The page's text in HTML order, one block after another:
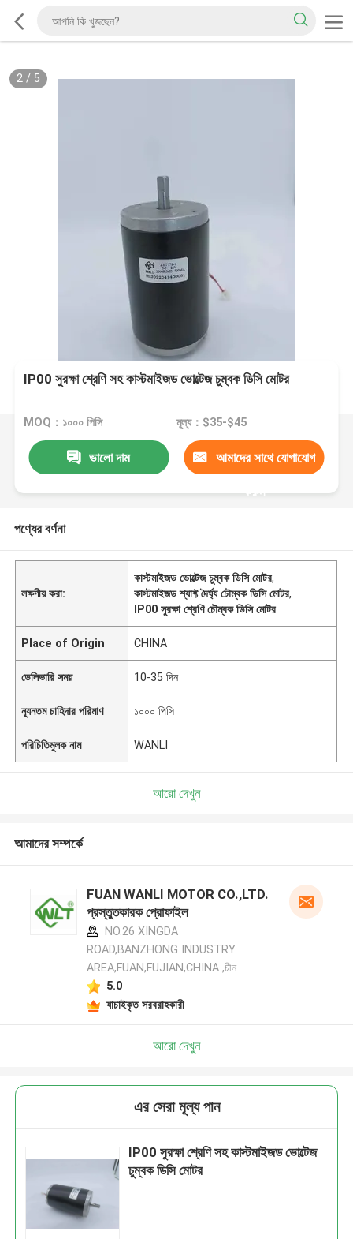
2/ 5
IP00 সুরক্ষা শ্রেণি সহ কাস্টমাইজড ভোল্টেজ চুম্বক ডিসি মোটর
MOQ：১০০০ পিসি মূল্য：$35-$45
ভালো দাম আমাদের সাথে যোগাযোগ
করুন
পণ্যের বর্ণনা
লক্ষণীয় করা:
কাস্টমাইজড ভোল্টেজ চুম্বক ডিসি মোটর,
কাস্টমাইজড শ্যাফ্ট দৈর্ঘ্য চৌম্বক ডিসি মোটর,
IP00 সুরক্ষা শ্রেণি চৌম্বক ডিসি মোটর
Place of Origin CHINA
ডেলিভারি সময় 10-35 দিন
ন্যূনতম চাহিদার পরিমাণ ১০০০ পিসি
পরিচিতিমুলক নাম WANLI
আরো দেখুন
আমাদের সম্পর্কে
FUAN WANLI MOTOR CO.,LTD.
প্রস্তুতকারক প্রোফাইল
NO.26 XINGDA
ROAD,BANZHONG INDUSTRY
AREA,FUAN,FUJIAN,CHINA ,চীন
5.0
যাচাইকৃত সরবরাহকারী
আরো দেখুন
এর সেরা মূল্য পান
IP00 সুরক্ষা শ্রেণি সহ কাস্টমাইজড ভোল্টেজ
চুম্বক ডিসি মোটর